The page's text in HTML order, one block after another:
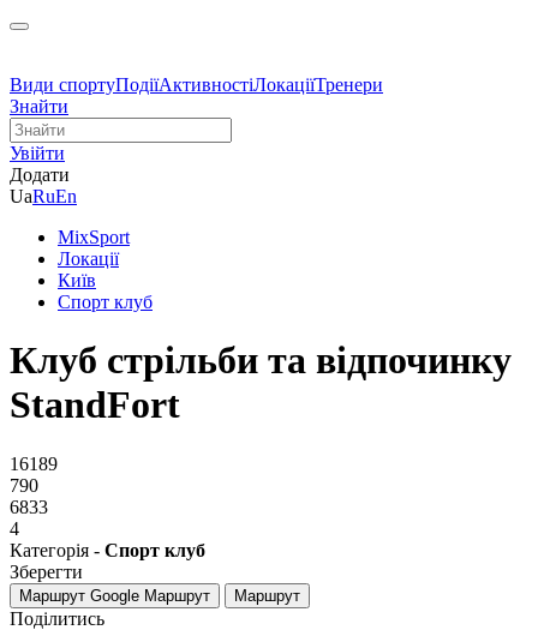
Види спортуПодіїАктивностіЛокаціїТренери
Знайти
Увійти
Додати
UaRuEn
MixSport
Локації
Київ
Спорт клуб
Клуб стрільби та відпочинку
StandFort
16189
790
6833
4
Категорія - Спорт клуб
Зберегти
Маршрут Google Маршрут Маршрут
Поділитись